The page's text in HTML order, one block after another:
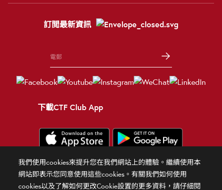
訂閲最新資訊
下載CTF Club App
條款細則 使用條款 隱私政策 官方聲明 相關網站
我們使用cookies來提升您在我們網站上的體驗。繼續使用本
網站即表示您同意使用這些cookies。有關我們如何使用
cookies以及了解如何更改Cookie設置的更多資料，請仔細閱